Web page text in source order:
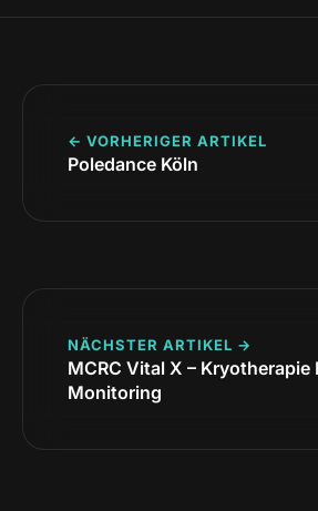
← VORHERIGER ARTIKEL
Poledance Köln
NÄCHSTER ARTIKEL →
MCRC Vital X – Kryotherapie
Monitoring